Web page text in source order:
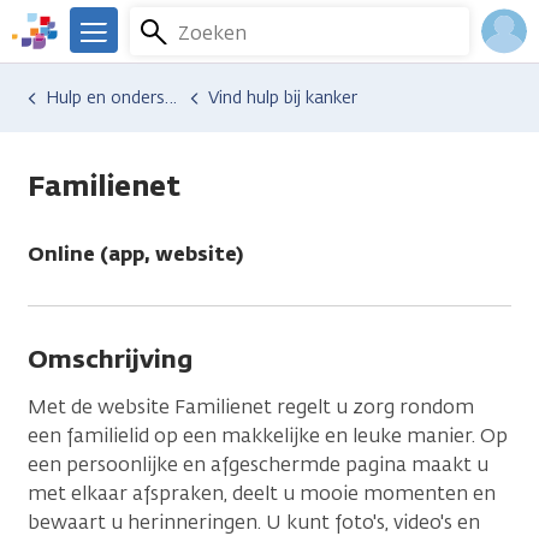
Overslaan
en
naar
We
er
Kanker.nl
Zoeken
Menu
Hulp en ondersteuning Vind hulp bij kanker
Familienet
Online (app, website)
Omschrijving
Met de website Familienet regelt u zorg rondom
een familielid op een makkelijke en leuke manier. Op
een persoonlijke en afgeschermde pagina maakt u
met elkaar afspraken, deelt u mooie momenten en
bewaart u herinneringen. U kunt foto's, video's en